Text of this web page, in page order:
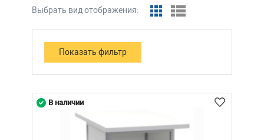
Выбрать вид отображения:
В наличии